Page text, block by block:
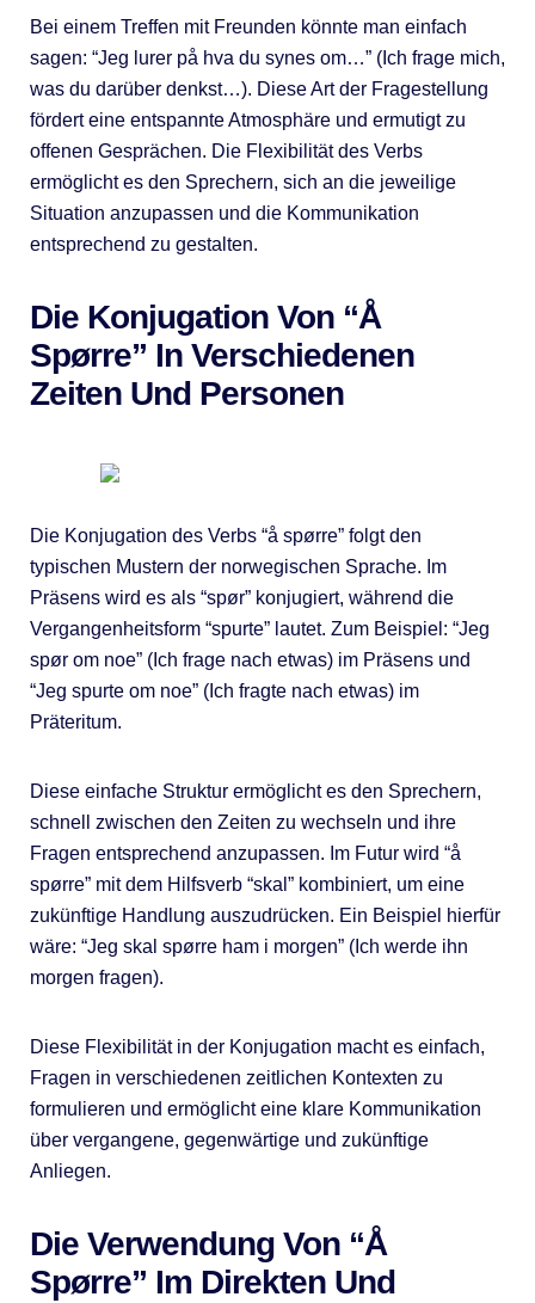
Bei einem Treffen mit Freunden könnte man einfach
sagen: “Jeg lurer på hva du synes om…” (Ich frage mich,
was du darüber denkst…). Diese Art der Fragestellung
fördert eine entspannte Atmosphäre und ermutigt zu
offenen Gesprächen. Die Flexibilität des Verbs
ermöglicht es den Sprechern, sich an die jeweilige
Situation anzupassen und die Kommunikation
entsprechend zu gestalten.
Die Konjugation Von “Å
Spørre” In Verschiedenen
Zeiten Und Personen
Die Konjugation des Verbs “å spørre” folgt den
typischen Mustern der norwegischen Sprache. Im
Präsens wird es als “spør” konjugiert, während die
Vergangenheitsform “spurte” lautet. Zum Beispiel: “Jeg
spør om noe” (Ich frage nach etwas) im Präsens und
“Jeg spurte om noe” (Ich fragte nach etwas) im
Präteritum.
Diese einfache Struktur ermöglicht es den Sprechern,
schnell zwischen den Zeiten zu wechseln und ihre
Fragen entsprechend anzupassen. Im Futur wird “å
spørre” mit dem Hilfsverb “skal” kombiniert, um eine
zukünftige Handlung auszudrücken. Ein Beispiel hierfür
wäre: “Jeg skal spørre ham i morgen” (Ich werde ihn
morgen fragen).
Diese Flexibilität in der Konjugation macht es einfach,
Fragen in verschiedenen zeitlichen Kontexten zu
formulieren und ermöglicht eine klare Kommunikation
über vergangene, gegenwärtige und zukünftige
Anliegen.
Die Verwendung Von “Å
Spørre” Im Direkten Und